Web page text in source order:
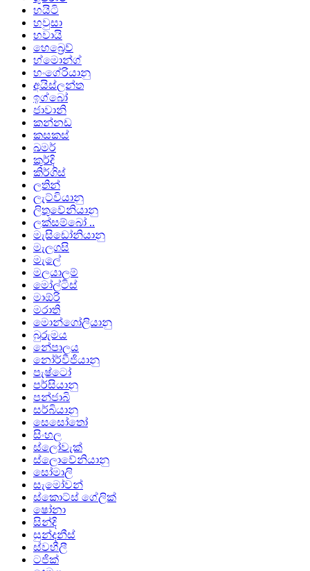
හයිටි
හවුසා
හවායි
හෙබ්‍රෙව්
හ්මොන්ග්
හංගේරියානු
අයිස්ලන්ත
ඉග්බෝ
ජාවානි
කන්නඩ
කසකස්
ඛමර්
කුර්දි
කිර්ගිස්
ලතින්
ලැට්වියානු
ලිතුවේනියානු
ලක්සම්බෝ ..
මැසිඩෝනියානු
මැලගසි
මැලේ
මලයාලම්
මෝල්ටිස්
මාඕරි
මරාති
මොන්ගෝලියානු
බුරුමය
නේපාලය
නෝර්වීජියානු
පැෂ්ටෝ
පර්සියානු
පන්ජාබි
සර්බියානු
සෙසෝතෝ
සිංහල
ස්ලෝවැක්
ස්ලොවේනියානු
සෝමාලි
සැමෝවන්
ස්කොට්ස් ගේලික්
ෂෝනා
සින්දි
සුන්දනීස්
ස්වහීලී
ටජික්